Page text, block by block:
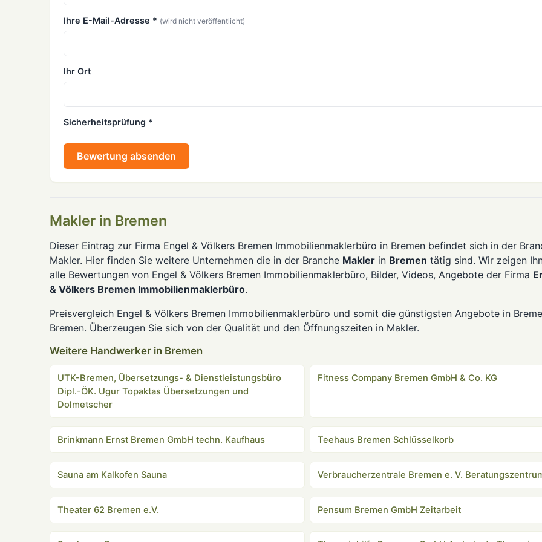
Ihre E-Mail-Adresse * (wird nicht veröffentlicht)
Ihr Ort
Sicherheitsprüfung *
Bewertung absenden
Makler in Bremen
Dieser Eintrag zur Firma Engel & Völkers Bremen Immobilienmaklerbüro in Bremen befindet sich in der
Makler. Hier finden Sie weitere Unternehmen die in der Branche Makler in Bremen tätig sind. Wir zeigen
alle Bewertungen von Engel & Völkers Bremen Immobilienmaklerbüro, Bilder, Videos, Angebote der Firma
& Völkers Bremen Immobilienmaklerbüro.
Preisvergleich Engel & Völkers Bremen Immobilienmaklerbüro und somit die günstigsten Angebote in
Bremen. Überzeugen Sie sich von der Qualität und den Öffnungszeiten in Makler.
Weitere Handwerker in Bremen
UTK-Bremen, Übersetzungs- & Dienstleistungsbüro
Dipl.-ÖK. Ugur Topaktas Übersetzungen und
Dolmetscher
Fitness Company Bremen GmbH & Co. KG
Brinkmann Ernst Bremen GmbH techn. Kaufhaus Teehaus Bremen Schlüsselkorb
Sauna am Kalkofen Sauna Verbraucherzentrale Bremen e. V.
Theater 62 Bremen e.V. Pensum Bremen GmbH Zeitarbeit